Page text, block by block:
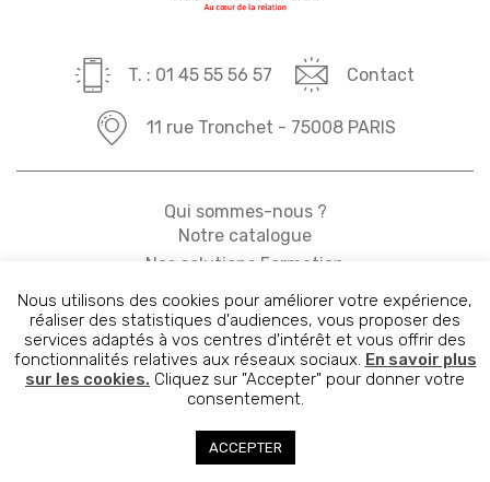
Qui sommes-nous ?
Notre catalogue
Nos solutions Formation
Actualités
Contact
Mentions légales
T. : 01 45 55 56 57 Contact
11 rue Tronchet - 75008 PARIS
Nous utilisons des cookies pour améliorer votre expérience,
réaliser des statistiques d'audiences, vous proposer des
services adaptés à vos centres d'intérêt et vous offrir des
fonctionnalités relatives aux réseaux sociaux. En savoir plus
sur les cookies. Cliquez sur "Accepter" pour donner votre
consentement.
ACCEPTER